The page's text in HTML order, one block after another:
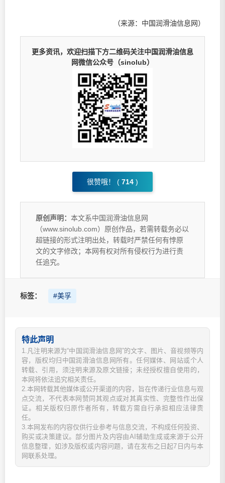
（来源：中国润滑油信息网）
更多资讯，欢迎扫描下方二维码关注中国润滑油信息
网微信公众号（sinolub）
很赞哦！ ( 714 )
原创声明： 本文系中国润滑油信息网
（www.sinolub.com）原创作品，若需转载务必以
超链接的形式注明出处，转载时严禁任何有悖原
文的文字修改；本网有权对所有侵权行为进行责
任追究。
标签： #美孚
特此声明
1.凡注明来源为“中国润滑油信息网”的文字、图片、音视频等内
容，版权均归中国润滑油信息网所有。任何媒体、网站或个人
转载、引用，须注明来源及原文链接；未经授权擅自使用的，
本网将依法追究相关责任。
2.本网转载其他媒体或公开渠道的内容，旨在传递行业信息与观
点交流，不代表本网赞同其观点或对其真实性、完整性作出保
证。相关版权归原作者所有，转载方需自行承担相应法律责
任。
3.本网发布的内容仅供行业参考与信息交流，不构成任何投资、
购买或决策建议。部分图片及内容由AI辅助生成或来源于公开
信息整理，如涉及版权或内容问题，请在发布之日起7日内与本
网联系处理。